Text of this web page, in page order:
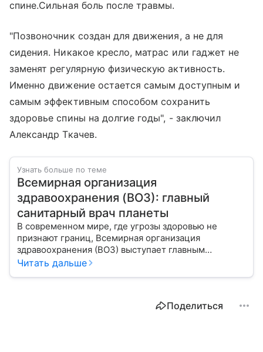
спине.Сильная боль после травмы.
"Позвоночник создан для движения, а не для
сидения. Никакое кресло, матрас или гаджет не
заменят регулярную физическую активность.
Именно движение остается самым доступным и
самым эффективным способом сохранить
здоровье спины на долгие годы", - заключил
Александр Ткачев.
Узнать больше по теме
Всемирная организация
здравоохранения (ВОЗ): главный
санитарный врач планеты
В современном мире, где угрозы здоровью не
признают границ, Всемирная организация
здравоохранения (ВОЗ) выступает главным
координатором глобального здравоохранения. Эта
миллиардов людей. Как устроен этот «командный
Читать дальше
Поделиться